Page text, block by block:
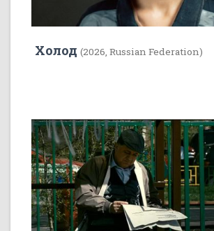
Холод (2026, Russian Federation)